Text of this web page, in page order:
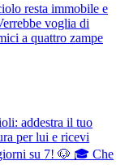
resta immobile e
voglia di
a quattro zampe
addestra il tuo
per lui e ricevi
su 7! 🐶 🎓 Che